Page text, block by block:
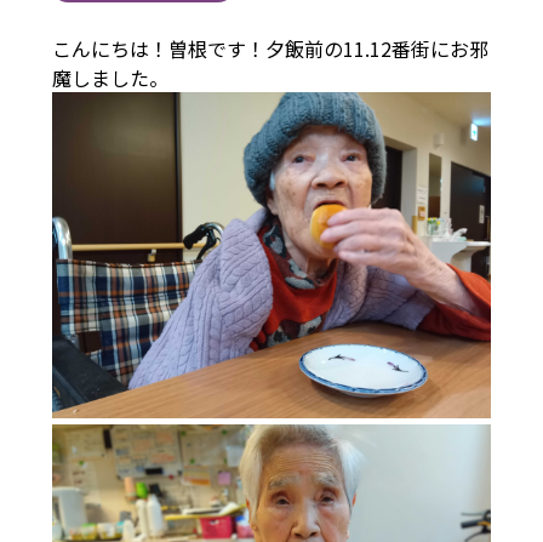
こんにちは！曽根です！夕飯前の11.12番街にお邪
魔しました。